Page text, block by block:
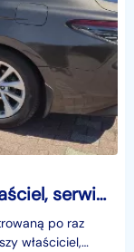
Toyota Camry VIII pierwszy właściel, serwisowany w ASO, na gwarancji relaks
po raz
właściciel,